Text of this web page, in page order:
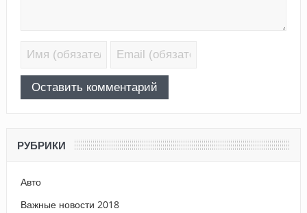
РУБРИКИ
Авто
Важные новости 2018